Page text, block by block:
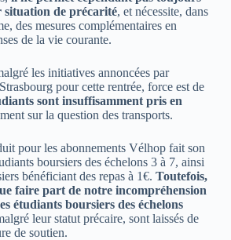
situation de précarité, et nécessite, dans
des mesures complémentaires en
de la vie courante.
les initiatives annoncées par
pour cette rentrée, force est de
sont insuffisamment pris en
sur la question des transports.
pour les abonnements Vélhop fait son
boursiers des échelons 3 à 7, ainsi
bénéficiant des repas à 1€. Toutefois,
faire part de notre incompréhension
étudiants boursiers des échelons
leur statut précaire, sont laissés de
de soutien.